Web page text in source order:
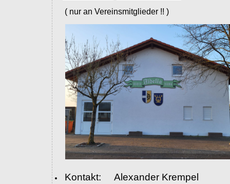
( nur an Vereinsmitglieder !! )
Kontakt: Alexander Krempel